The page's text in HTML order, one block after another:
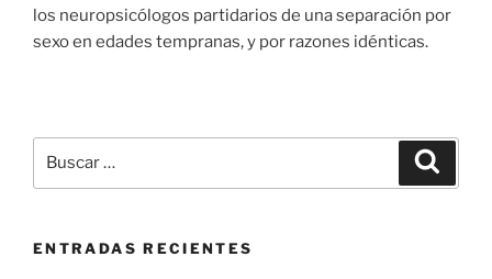
los neuropsicólogos partidarios de una separación por
sexo en edades tempranas, y por razones idénticas.
por:
ENTRADAS RECIENTES